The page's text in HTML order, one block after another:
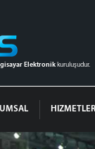
Elektronik kuruluşudur.